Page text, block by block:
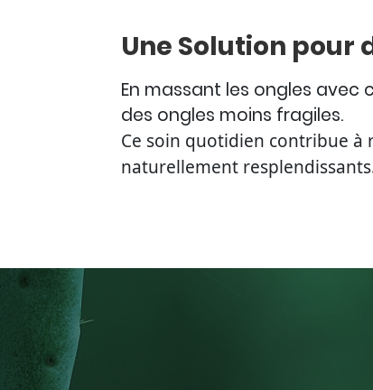
Une Solution pour
En massant les ongles
des ongles moins fragiles.
Ce soin quotidien contribue à
naturellement